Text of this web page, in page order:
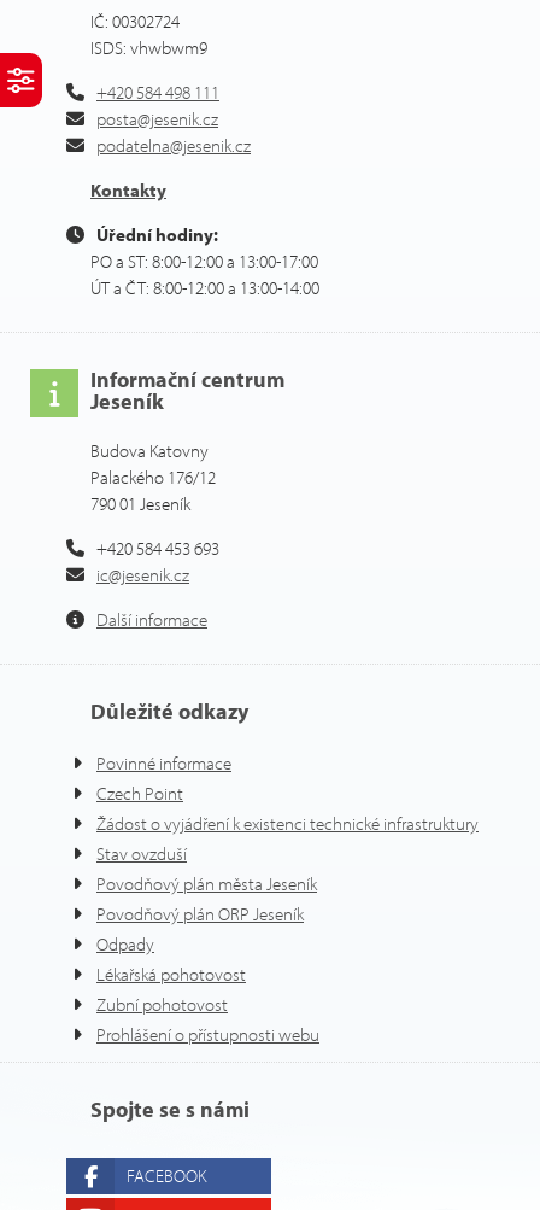
IČ: 00302724
ISDS: vhwbwm9
+420 584 498 111
posta@jesenik.cz
podatelna@jesenik.cz
Kontakty
Úřední hodiny:
PO a ST: 8:00-12:00 a 13:00-17:00
ÚT a ČT: 8:00-12:00 a 13:00-14:00
Informační centrum
Jeseník
Budova Katovny
Palackého 176/12
790 01 Jeseník
+420 584 453 693
ic@jesenik.cz
Další informace
Důležité odkazy
Povinné informace
Czech Point
Žádost o vyjádření k existenci technické infrastruktury
Stav ovzduší
Povodňový plán města Jeseník
Povodňový plán ORP Jeseník
Odpady
Lékařská pohotovost
Zubní pohotovost
Prohlášení o přístupnosti webu
Spojte se s námi
FACEBOOK